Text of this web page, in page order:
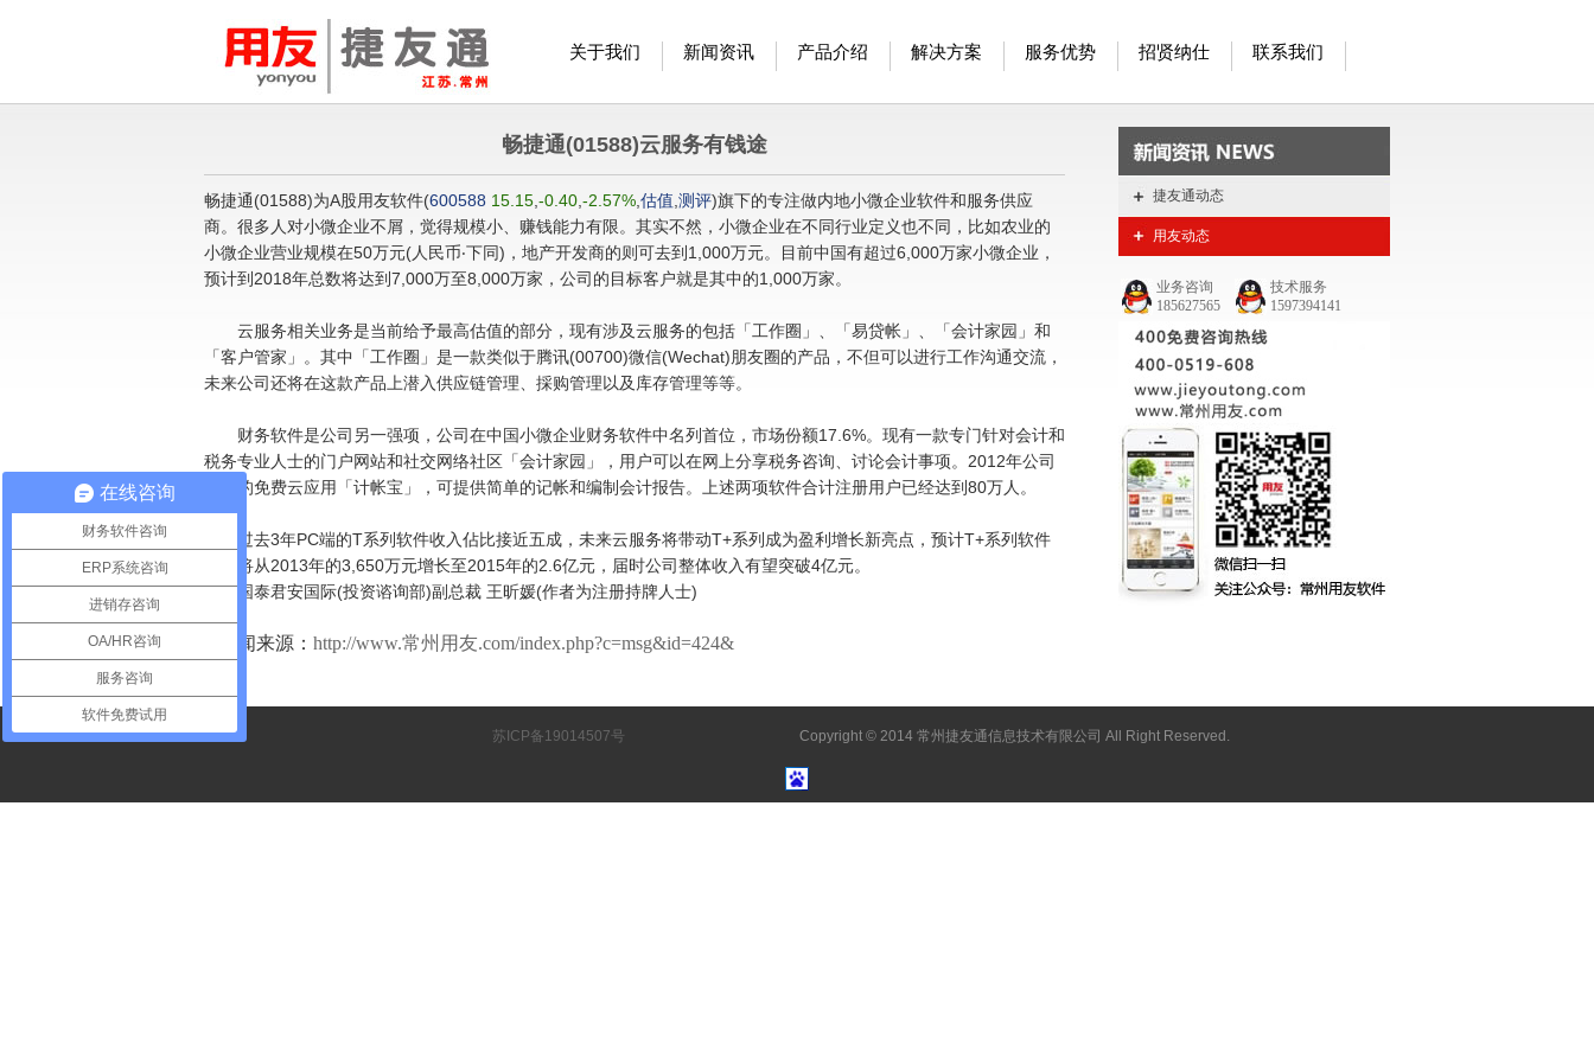
关于我们 新闻资讯 产品介绍 解决方案 服务优势 招贤纳仕 联系我们
捷友通动态
用友动态
业务咨询
185627565
技术服务
1597394141
畅捷通(01588)云服务有钱途
畅捷通(01588)为A股用友软件(600588 15.15 -0.40 -2.57% 估值 测评)旗下的专注做内地小微企业软件和服务供应
商。很多人对小微企业不屑，觉得规模小、赚钱能力有限。其实不然，小微企业在不同行业定义也不同，比如农业的
小微企业营业规模在50万元(人民币‧下同)，地产开发商的则可去到1,000万元。目前中国有超过6,000万家小微企业，
预计到2018年总数将达到7,000万至8,000万家，公司的目标客户就是其中的1,000万家。
云服务相关业务是当前给予最高估值的部分，现有涉及云服务的包括「工作圈」、「易贷帐」、「会计家园」和
「客户管家」。其中「工作圈」是一款类似于腾讯(00700)微信(Wechat)朋友圈的产品，不但可以进行工作沟通交流，
未来公司还将在这款产品上潜入供应链管理、採购管理以及库存管理等等。
财务软件是公司另一强项，公司在中国小微企业财务软件中名列首位，市场份额17.6%。现有一款专门针对会计和
税务专业人士的门户网站和社交网络社区「会计家园」，用户可以在网上分享税务咨询、讨论会计事项。2012年公司
推出的免费云应用「计帐宝」，可提供简单的记帐和编制会计报告。上述两项软件合计注册用户已经达到80万人。
过去3年PC端的T系列软件收入佔比接近五成，未来云服务将带动T+系列成为盈利增长新亮点，预计T+系列软件
收入将从2013年的3,650万元增长至2015年的2.6亿元，届时公司整体收入有望突破4亿元。
国泰君安国际(投资谘询部)副总裁 王昕媛(作者为注册持牌人士)
新闻来源： http://www.常州用友.com/index.php?c=msg&id=424&
苏ICP备19014507号 Copyright © 2014 常州捷友通信息技术有限公司 All Right Reserved.
在线咨询
财务软件咨询
ERP系统咨询
进销存咨询
OA/HR咨询
服务咨询
软件免费试用